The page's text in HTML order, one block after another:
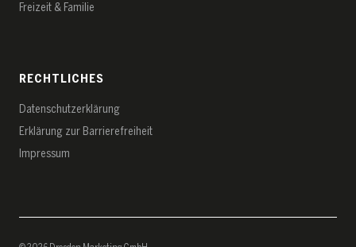
Freizeit & Familie
RECHTLICHES
Datenschutz­erklärung
Erklärung zur Barrierefreiheit
Impressum